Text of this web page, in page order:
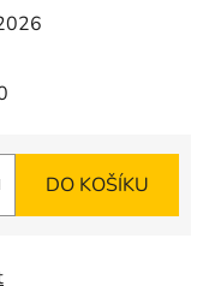
DO KOŠÍKU